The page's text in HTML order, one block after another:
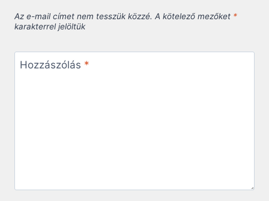
Az e-mail címet nem tesszük közzé. A kötelező mezőket *
karakterrel jelöltük
Hozzászólás *